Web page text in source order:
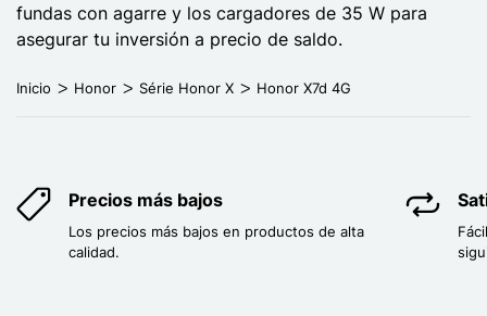
fundas con agarre y los cargadores de 35 W para
asegurar tu inversión a precio de saldo.
Inicio Honor Série Honor X Honor X7d 4G
Precios más bajos
Los precios más bajos en productos de alta
calidad.